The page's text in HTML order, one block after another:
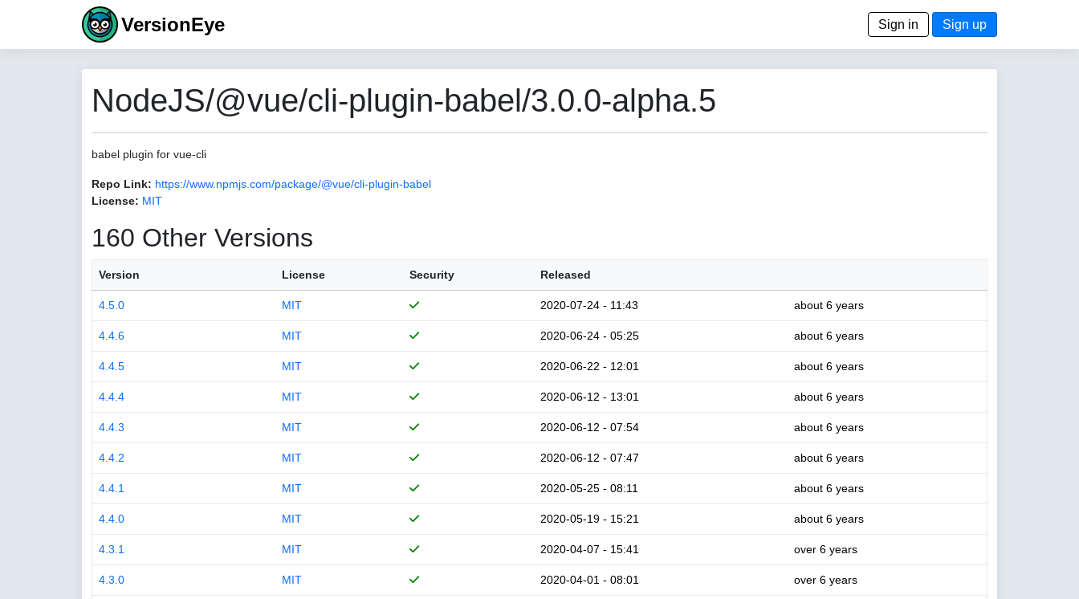
VersionEye Sign in Sign up
NodeJS/@vue/cli-plugin-babel/3.0.0-alpha.5
babel plugin for vue-cli
Repo Link: https://www.npmjs.com/package/@vue/cli-plugin-babel
License: MIT
160 Other Versions
Version License Security Released
4.5.0 MIT 2020-07-24 - 11:43 about 6 years
4.4.6 MIT 2020-06-24 - 05:25 about 6 years
4.4.5 MIT 2020-06-22 - 12:01 about 6 years
4.4.4 MIT 2020-06-12 - 13:01 about 6 years
4.4.3 MIT 2020-06-12 - 07:54 about 6 years
4.4.2 MIT 2020-06-12 - 07:47 about 6 years
4.4.1 MIT 2020-05-25 - 08:11 about 6 years
4.4.0 MIT 2020-05-19 - 15:21 about 6 years
4.3.1 MIT 2020-04-07 - 15:41 over 6 years
4.3.0 MIT 2020-04-01 - 08:01 over 6 years